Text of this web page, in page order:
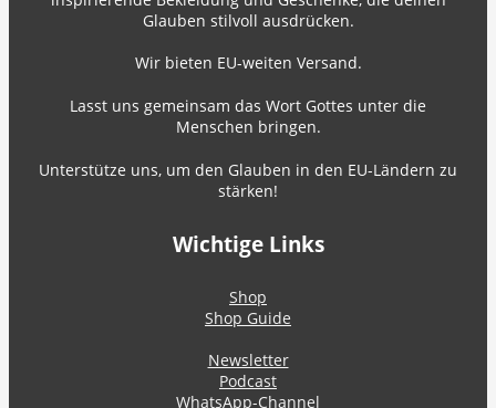
Glauben stilvoll ausdrücken.
Wir bieten EU-weiten Versand.
Lasst uns gemeinsam das Wort Gottes unter die
Menschen bringen.
Unterstütze uns, um den Glauben in den EU-Ländern zu
stärken!
Wichtige Links
Shop
Shop Guide
Newsletter
Podcast
WhatsApp-Channel